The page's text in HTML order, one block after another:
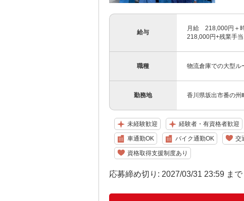
給与
月給 218,000円＋
218,000円+残業手
職種 物流倉庫での大型ル
勤務地 香川県坂出市番の州
未経験歓迎 経験者・有資格者歓迎
車通勤OK バイク通勤OK 交
資格取得支援制度あり
応募締め切り: 2027/03/31 23:59 まで